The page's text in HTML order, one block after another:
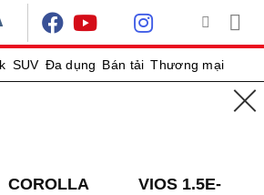
SUV Đa dụng Bán tải Thương mại
COROLLA
VIOS 1.5E-